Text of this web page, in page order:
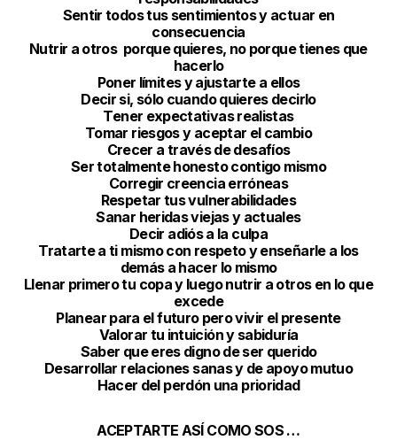
Sentir todos tus sentimientos y actuar en
consecuencia
Nutrir a otros porque quieres, no porque tienes que
hacerlo
Poner límites y ajustarte a ellos
Decir si, sólo cuando quieres decirlo
Tener expectativas realistas
Tomar riesgos y aceptar el cambio
Crecer a través de desafíos
Ser totalmente honesto contigo mismo
Corregir creencia erróneas
Respetar tus vulnerabilidades
Sanar heridas viejas y actuales
Decir adiós a la culpa
Tratarte a ti mismo con respeto y enseñarle a los
demás a hacer lo mismo
Llenar primero tu copa y luego nutrir a otros en lo que
excede
Planear para el futuro pero vivir el presente
Valorar tu intuición y sabiduría
Saber que eres digno de ser querido
Desarrollar relaciones sanas y de apoyo mutuo
Hacer del perdón una prioridad
ACEPTARTE ASÍ COMO SOS …